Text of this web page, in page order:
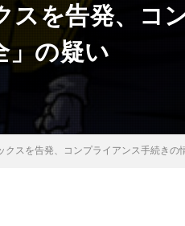
スを告発、コ
」の疑い
クスを告発、コンプライアンス手続きの